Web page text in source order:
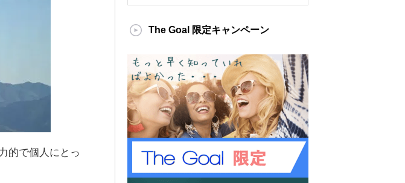
的で個人にとっ
The Goal 限定キャンペーン